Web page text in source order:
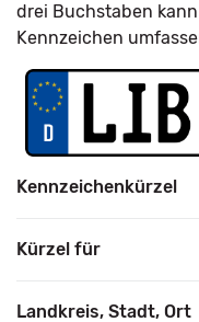
drei Buchstaben
Kennzeichen
Kennzeichenkürzel
Kürzel für
Landkreis, Stadt, Ort